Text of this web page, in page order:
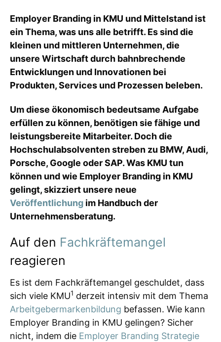
Employer Branding in KMU und Mittelstand ist
ein Thema, was uns alle betrifft. Es sind die
kleinen und mittleren Unternehmen, die
unsere Wirtschaft durch bahnbrechende
Entwicklungen und Innovationen bei
Produkten, Services und Prozessen beleben.
Um diese ökonomisch bedeutsame Aufgabe
erfüllen zu können, benötigen sie fähige und
leistungsbereite Mitarbeiter. Doch die
Hochschulabsolventen streben zu BMW, Audi,
Porsche, Google oder SAP. Was KMU tun
können und wie Employer Branding in KMU
gelingt, skizziert unsere neue
Veröffentlichung im Handbuch der
Unternehmensberatung.
Auf den Fachkräftemangel
reagieren
Es ist dem Fachkräftemangel geschuldet, dass
sich viele KMU1 derzeit intensiv mit dem Thema
Arbeitgebermarkenbildung befassen. Wie kann
Employer Branding in KMU gelingen? Sicher
nicht, indem die Employer Branding Strategie